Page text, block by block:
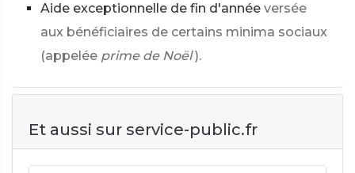
Aide exceptionnelle de fin d'année versée
aux bénéficiaires de certains minima sociaux
(appelée prime de Noël ).
Et aussi sur service-public.fr